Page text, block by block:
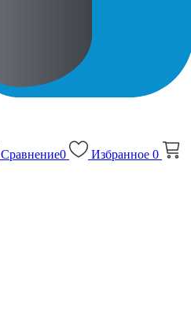
Сравнение0 Избранное 0